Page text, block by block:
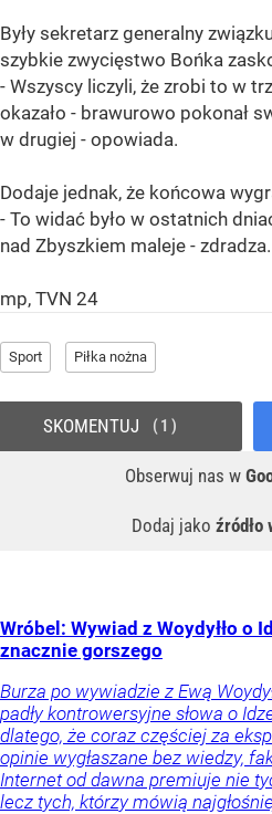
Były sekretarz generalny
szybkie zwycięstwo Bońka
- Wszyscy liczyli, że zrobi to w
okazało - brawurowo pokonał
w drugiej - opowiada.
Dodaje jednak, że końcowa
- To widać było w ostatnich
nad Zbyszkiem maleje - zdradza.
mp, TVN 24
Sport Piłka nożna
Obserwuj nas w
Dodaj jako źródło
SKOMENTUJ 1
Wróbel: Wywiad z Woydyłło o
znacznie gorszego
Burza po wywiadzie z Ewą
padły kontrowersyjne słowa o
dlatego, że coraz częściej za
opinie wygłaszane bez wiedzy,
Internet od dawna premiuje nie
lecz tych, którzy mówią